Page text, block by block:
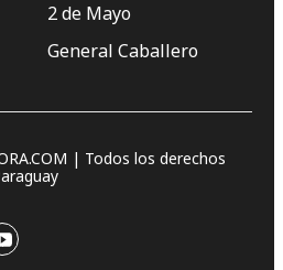
2 de Mayo
General Caballero
| Todos los derechos
youtube